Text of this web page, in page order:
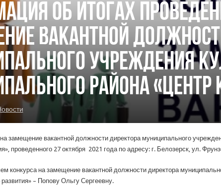
об итогах
вакантной
учреждения
района «Центр
замещение вакантной должности директора муниципального
проведенного 27 октября 2021 года по адресу: г. Белозерск, ул.
конкурса на замещение вакантной должности директора
– Попову Ольгу Сергеевну.